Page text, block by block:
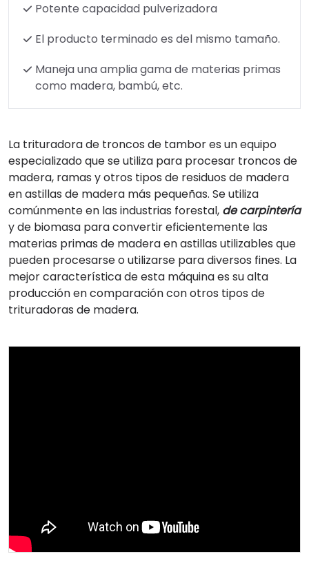
Potente capacidad pulverizadora
El producto terminado es del mismo tamaño.
Maneja una amplia gama de materias primas
como madera, bambú, etc.
La trituradora de troncos de tambor es un equipo
especializado que se utiliza para procesar troncos de
madera, ramas y otros tipos de residuos de madera
en astillas de madera más pequeñas. Se utiliza
comúnmente en las industrias forestal, de carpintería
y de biomasa para convertir eficientemente las
materias primas de madera en astillas utilizables que
pueden procesarse o utilizarse para diversos fines. La
mejor característica de esta máquina es su alta
producción en comparación con otros tipos de
trituradoras de madera.